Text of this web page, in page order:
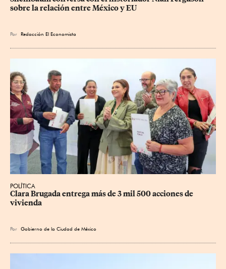
sobre la relación entre México y EU
Por Redacción El Economista
POLÍTICA
Clara Brugada entrega más de 3 mil 500 acciones de
vivienda
Por Gobierno de la Ciudad de México